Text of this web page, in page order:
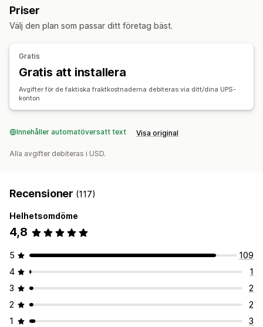
Leveranshantering
Ordersynkronisering
Spårning i realtid
Orderuppdateringar
Priser
Välj den plan som passar ditt företag bäst.
Gratis
Gratis att installera
Avgifter för de faktiska fraktkostnaderna debiteras via ditt/dina UPS-
konton
Innehåller automatöversatt text Visa original
Alla avgifter debiteras i USD.
Recensioner (117)
Helhetsomdöme
4,8
5
109
4
1
3
2
2
2
1
3